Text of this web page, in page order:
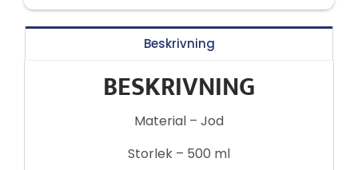
Beskrivning
BESKRIVNING
Material – Jod
Storlek – 500 ml